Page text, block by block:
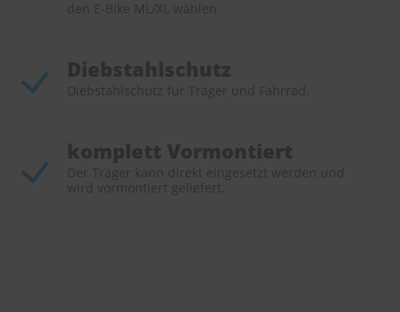
den E-Bike ML/XL wählen.
Diebstahlschutz
Diebstahlschutz für Träger und Fahrrad.
komplett Vormontiert
Der Träger kann direkt eingesetzt werden und
wird vormontiert geliefert.